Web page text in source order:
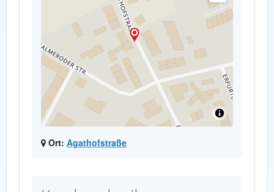
Ort: Agathofstraße